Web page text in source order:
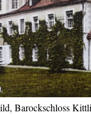
Barockschloss